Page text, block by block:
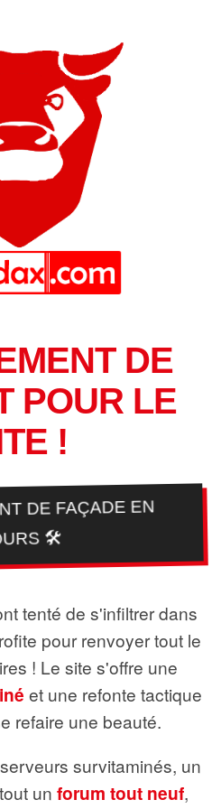
DE
POUR LE
!
DE FAÇADE EN
🛠️
tenté de s'infiltrer dans
pour renvoyer tout le
! Le site s'offre une
et une refonte tactique
refaire une beauté.
survitaminés, un
un forum tout neuf,